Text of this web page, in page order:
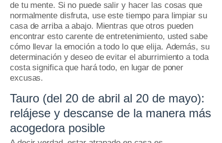
de tu mente. Si no puede salir y hacer las cosas que
normalmente disfruta, use este tiempo para limpiar su
casa de arriba a abajo. Mientras que otros pueden
encontrar esto carente de entretenimiento, usted sabe
cómo llevar la emoción a todo lo que elija. Además, su
determinación y deseo de evitar el aburrimiento a toda
costa significa que hará todo, en lugar de poner
excusas.
Tauro (del 20 de abril al 20 de mayo):
relájese y descanse de la manera más
acogedora posible